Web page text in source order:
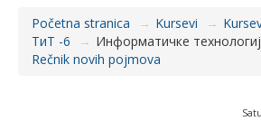
Početna stranica → Kursevi →
ТиТ -6
→ Информатичке
Rečnik novih pojmova